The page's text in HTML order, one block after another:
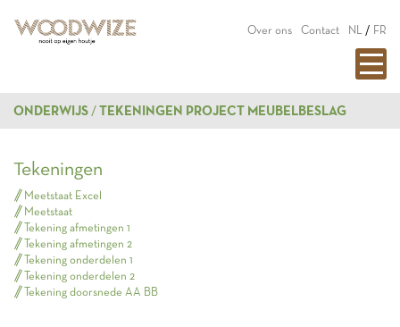
Over ons Contact NL / FR
ONDERWIJS TEKENINGEN PROJECT MEUBELBESLAG
Tekeningen
Meetstaat Excel
Meetstaat
Tekening afmetingen 1
Tekening afmetingen 2
Tekening onderdelen 1
Tekening onderdelen 2
Tekening doorsnede AA BB